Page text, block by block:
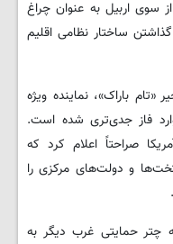
سوی اربیل به عنوان چراغ
ساختار نظامی اقلیم
«تام باراک»، نماینده ویژه
فاز جدی‌تری شده است.
صراحتاً اعلام کرد که
و دولت‌های مرکزی را
حمایتی غرب دیگر به